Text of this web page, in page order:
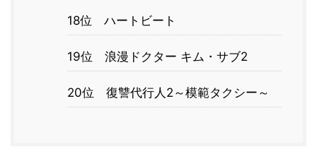
18位 ハートビート
19位 浪漫ドクター キム・サブ2
20位 復讐代行人2～模範タクシー～